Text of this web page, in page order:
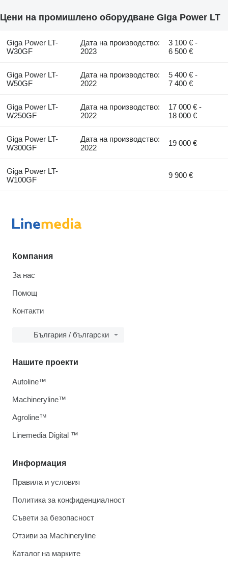
Цени на промишлено оборудване Giga Power LT
Giga Power LT-
W30GF
Дата на производство:
2023
3 100 € -
6 500 €
Giga Power LT-
W50GF
Дата на производство:
2022
5 400 € -
7 400 €
Giga Power LT-
W250GF
Дата на производство:
2022
17 000 € -
18 000 €
Giga Power LT-
W300GF
Дата на производство:
2022
19 000 €
Giga Power LT-
W100GF
9 900 €
Компания
За нас
Помощ
Контакти
България / български
Информация
Правила и условия
Политика за конфиденциалност
Съвети за безопасност
Отзиви за Machineryline
Каталог на марките
Нашите проекти
Autoline™
Machineryline™
Agroline™
Linemedia Digital ™